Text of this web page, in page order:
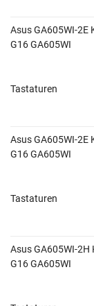
Asus GA605WI-2E
G16 GA605WI
Tastaturen
Asus GA605WI-2E
G16 GA605WI
Tastaturen
Asus GA605WI-2H
G16 GA605WI